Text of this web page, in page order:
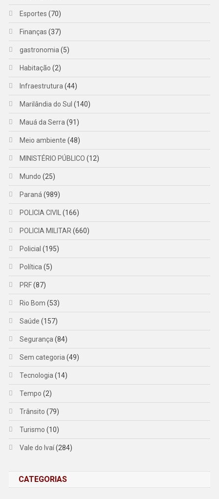
Esportes (70)
Finanças (37)
gastronomia (5)
Habitação (2)
Infraestrutura (44)
Marilândia do Sul (140)
Mauá da Serra (91)
Meio ambiente (48)
MINISTÉRIO PÚBLICO (12)
Mundo (25)
Paraná (989)
POLICIA CIVIL (166)
POLICIA MILITAR (660)
Policial (195)
Política (5)
PRF(87)
Rio Bom (53)
Saúde (157)
Segurança (84)
Sem categoria (49)
Tecnologia (14)
Tempo (2)
Trânsito (79)
Turismo (10)
Vale do Ivaí(284)
CATEGORIAS